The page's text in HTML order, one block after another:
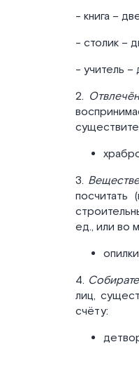
- книга –
- столик –
- учитель –
2.
3.
ед., или во
4.
лиц,
счёту: